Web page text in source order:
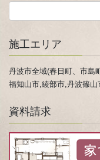
施工エリア
丹波市全域(春日町、市島
福知山市,綾部市,丹波篠
資料請求